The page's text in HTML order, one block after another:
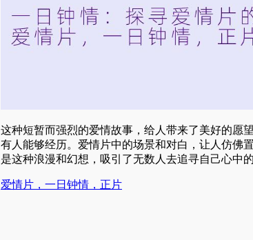
这种短暂而强烈的爱情故事，给人带来了美好的愿
有人能够经历。爱情片中的场景和对白，让人仿佛
是这种浪漫和幻想，吸引了无数人去追寻自己心中的
爱情片，一日钟情，正片